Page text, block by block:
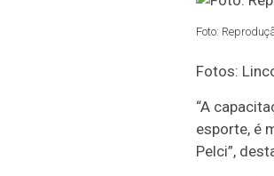
Foto:
Fotos:
“A
esporte, é
Pelci”,